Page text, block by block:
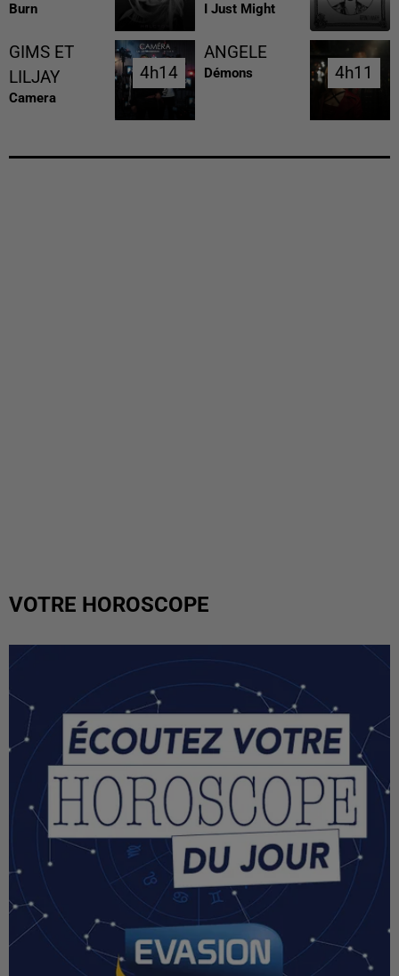
Burn I Just Might
GIMS ET
LILJAY
Camera
4h14
4h14
ANGELE
Démons 4h11
4h11
VOTRE HOROSCOPE